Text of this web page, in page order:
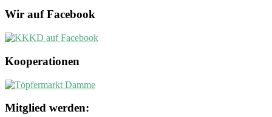
Wir auf Facebook
Kooperationen
Mitglied werden: